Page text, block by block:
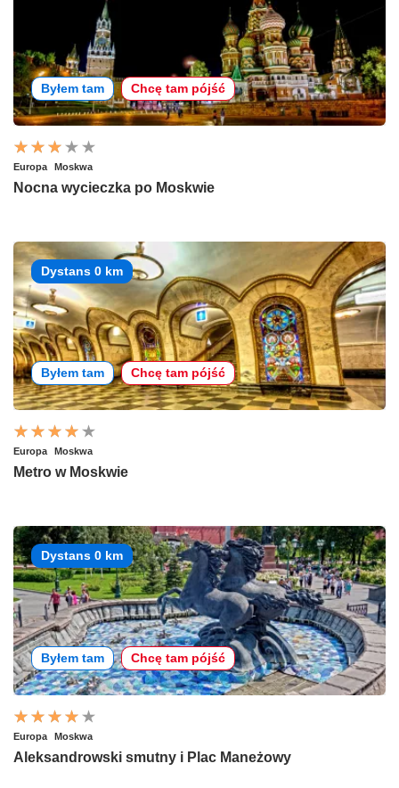
Byłem tam Chcę tam pójść
Europa Moskwa
Nocna wycieczka po Moskwie
Dystans 0 km
Byłem tam Chcę tam pójść
Europa Moskwa
Metro w Moskwie
Dystans 0 km
Byłem tam Chcę tam pójść
Europa Moskwa
Aleksandrowski smutny i Plac Maneżowy